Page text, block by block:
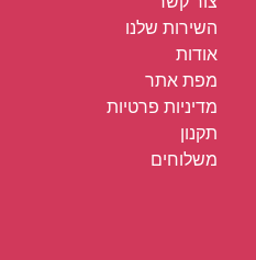
השירות שלנו
אודות
מפת אתר
מדיניות פרטיות
תקנון
משלוחים